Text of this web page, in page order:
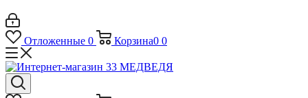
Отложенные 0 Корзина0 0